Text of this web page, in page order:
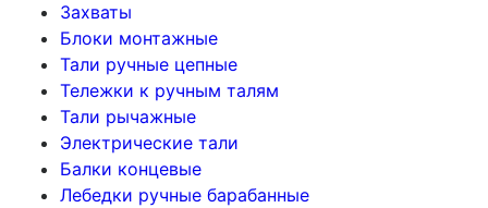
Захваты
Блоки монтажные
Тали ручные цепные
Тележки к ручным талям
Тали рычажные
Электрические тали
Балки концевые
Лебедки ручные барабанные